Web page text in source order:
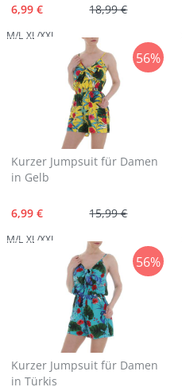
18,99 €
6,99 €
M/L XL/XXL
56%
Kurzer Jumpsuit für Damen
in Gelb
15,99 €
6,99 €
M/L XL/XXL
56%
Kurzer Jumpsuit für Damen
in Türkis